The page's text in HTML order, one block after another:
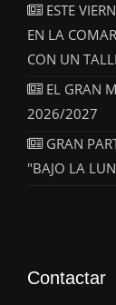
ESTE
EN LA
CON UN
EL GRAN
2026/2027
GRAN
"BAJO LA
Contactar